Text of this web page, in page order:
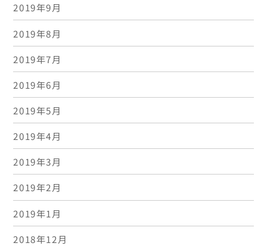
2019年9月
2019年8月
2019年7月
2019年6月
2019年5月
2019年4月
2019年3月
2019年2月
2019年1月
2018年12月